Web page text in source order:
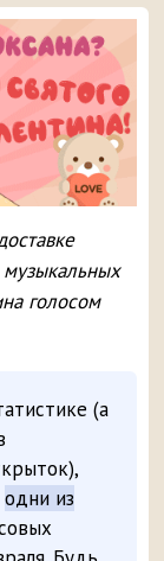
голосом
(а
одни из